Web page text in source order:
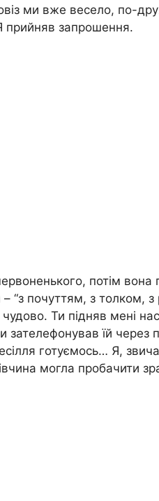
ми вже весело, по-
прийняв запрошення.
потім вона
“з почуттям, з толком,
Ти підняв мені
їй через
готуємось… Я,
могла пробачити